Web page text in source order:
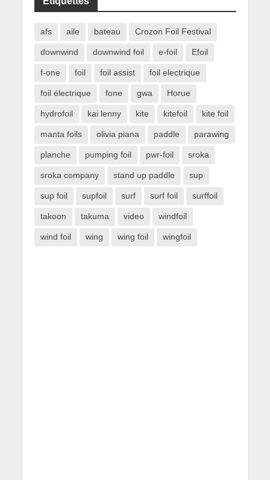
afs aile bateau Crozon Foil Festival
downwind downwind foil e-foil Efoil
f-one foil foil assist foil electrique
foil électrique fone gwa Horue
hydrofoil kai lenny kite kitefoil kite foil
manta foils olivia piana paddle parawing
planche pumping foil pwr-foil sroka
sroka company stand up paddle sup
sup foil supfoil surf surf foil surffoil
takoon takuma video windfoil
wind foil wing wing foil wingfoil